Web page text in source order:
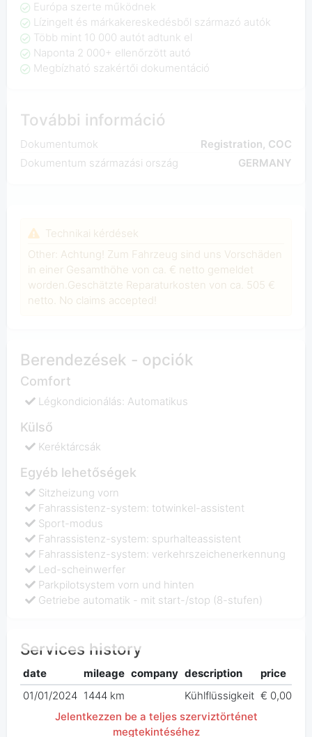
Európa szerte működnek
Lízingelt és márkakereskedésből származó autók
Több mint 10 000 autót adtunk el
Naponta 2 000+ ellenőrzött autó
Megbízható szakértői dokumentáció
További információ
Dokumentumok
Registration, COC
Dokumentum származási ország
GERMANY
Technikai kérdések
Other: Achtung! Zum Fahrzeug sind uns Vorschäden
in einer Gesamthöhe von ca. € netto gemeldet
worden.Geschätzte Reparaturkosten von ca. 505 €
netto. No claims accepted!
Berendezések - opciók
Comfort
Légkondicionálás: Automatikus
Külső
Keréktárcsák
Egyéb lehetőségek
Sitzheizung vorn
Fahrassistenz-system: totwinkel-assistent
Sport-modus
Fahrassistenz-system: spurhalteassistent
Fahrassistenz-system: verkehrszeichenerkennung
Led-scheinwerfer
Parkpilotsystem vorn und hinten
Getriebe automatik - mit start-/stop (8-stufen)
Services history
date mileage company description
price
01/01/2024 1444 km Kühlflüssigkeit € 0,00
Jelentkezzen be a teljes szerviztörténet
megtekintéséhez